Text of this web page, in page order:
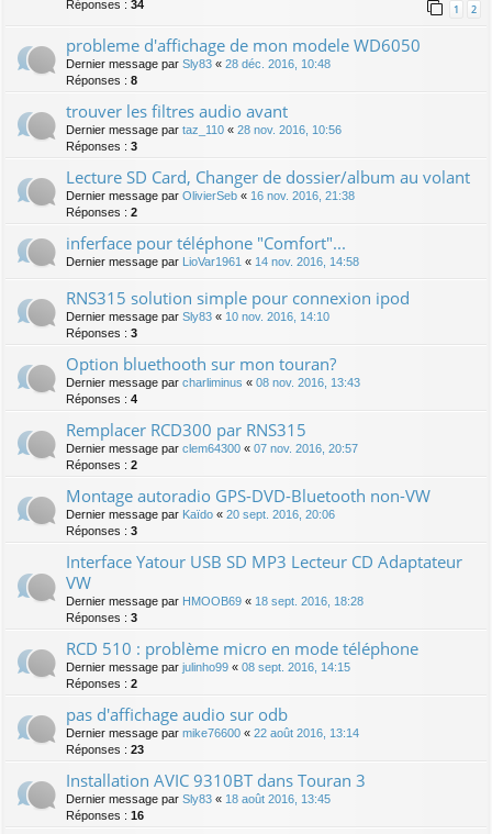
Réponses : 34 1 2
probleme d'affichage de mon modele WD6050
Dernier message par Sly83 « 28 déc. 2016, 10:48
Réponses : 8
trouver les filtres audio avant
Dernier message par taz_110 « 28 nov. 2016, 10:56
Réponses : 3
Lecture SD Card, Changer de dossier/album au volant
Dernier message par OlivierSeb « 16 nov. 2016, 21:38
Réponses : 2
inferface pour téléphone "Comfort"...
Dernier message par LioVar1961 « 14 nov. 2016, 14:58
RNS315 solution simple pour connexion ipod
Dernier message par Sly83 « 10 nov. 2016, 14:10
Réponses : 3
Option bluethooth sur mon touran?
Dernier message par charliminus « 08 nov. 2016, 13:43
Réponses : 4
Remplacer RCD300 par RNS315
Dernier message par clem64300 « 07 nov. 2016, 20:57
Réponses : 2
Montage autoradio GPS-DVD-Bluetooth non-VW
Dernier message par Kaïdo « 20 sept. 2016, 20:06
Réponses : 3
Interface Yatour USB SD MP3 Lecteur CD Adaptateur
VW
Dernier message par HMOOB69 « 18 sept. 2016, 18:28
Réponses : 3
RCD 510 : problème micro en mode téléphone
Dernier message par julinho99 « 08 sept. 2016, 14:15
Réponses : 2
pas d'affichage audio sur odb
Dernier message par mike76600 « 22 août 2016, 13:14
Réponses : 23
Installation AVIC 9310BT dans Touran 3
Dernier message par Sly83 « 18 août 2016, 13:45
Réponses : 16